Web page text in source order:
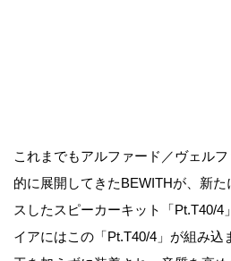
これまでもアルファード／ヴェル
的に展開してきたBEWITHが、新
スしたスピーカーキット「Pt.T40/4
イアにはこの「Pt.T40/4」が組み込